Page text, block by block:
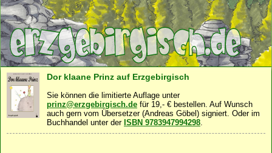
Dor klaane Prinz auf Erzgebirgisch
Sie können die limitierte Auflage unter
prinz@erzgebirgisch.de für 19,- € bestellen. Auf Wunsch
auch gern vom Übersetzer (Andreas Göbel) signiert. Oder im
Buchhandel unter der ISBN 9783947994298.